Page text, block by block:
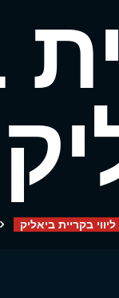
בקריית ביאליק